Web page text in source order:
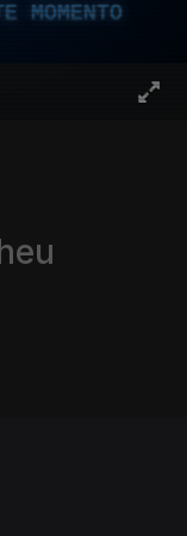
MOMENTO